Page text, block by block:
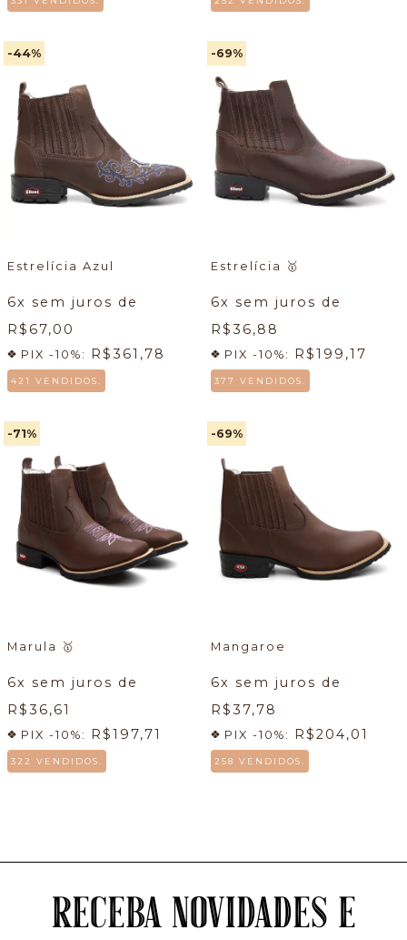
-44%
Estrelícia Azul
6x sem juros de
R$67,00
PIX -10%: R$361,78
421 VENDIDOS.
-69%
Estrelícia 🥇
6x sem juros de
R$36,88
PIX -10%: R$199,17
377 VENDIDOS.
-71%
Marula 🥇
6x sem juros de
R$36,61
PIX -10%: R$197,71
322 VENDIDOS.
-69%
Mangaroe
6x sem juros de
R$37,78
PIX -10%: R$204,01
258 VENDIDOS.
RECEBA NOVIDADES E